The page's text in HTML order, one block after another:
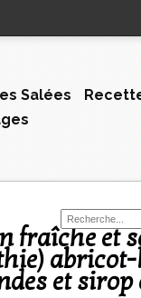
Salées
et sirop